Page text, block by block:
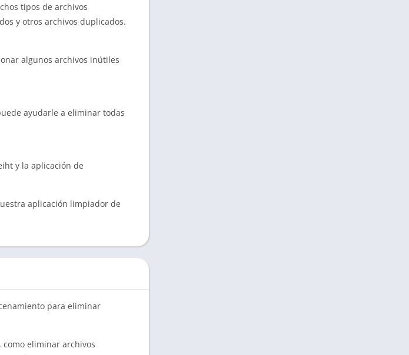
tipos de archivos
y otros archivos duplicados.
algunos archivos inútiles
ayudarle a eliminar todas
y la aplicación de
aplicación limpiador de
para eliminar
eliminar archivos